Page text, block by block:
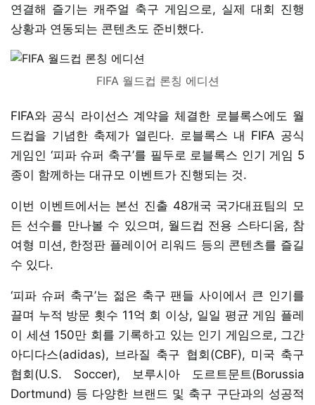
연결해 즐기는 캐주얼 축구 게임으로, 실제 대회 진행
상황과 연동되는 콘텐츠도 준비했다.
FIFA 월드컵 론칭 에디션
FIFA와 공식 라이선스 계약을 체결한 로블록스에도 월
드컵을 기념한 축제가 열린다. 로블록스 내 FIFA 공식
게임인 ‘피파 슈퍼 축구’를 필두로 로블록스 인기 게임 5
종이 함께하는 대규모 이벤트가 진행되는 것.
이번 이벤트에서는 본선 진출 48개국 국가대표팀의 모
든 선수를 만나볼 수 있으며, 월드컵 전용 스타디움, 참
여형 미션, 한정판 플레이어 리워드 등의 콘텐츠를 즐길
수 있다.
‘피파 슈퍼 축구’는 젊은 축구 팬들 사이에서 큰 인기를
끌며 누적 방문 횟수 11억 회 이상, 일일 평균 게임 플레
이 세션 150만 회를 기록하고 있는 인기 게임으로, 그간
아디다스(adidas), 브라질 축구 협회(CBF), 미국 축구
협회(U.S. Soccer), 보루시아 도르트문트(Borussia
Dortmund) 등 다양한 브랜드 및 축구 구단과의 성공적